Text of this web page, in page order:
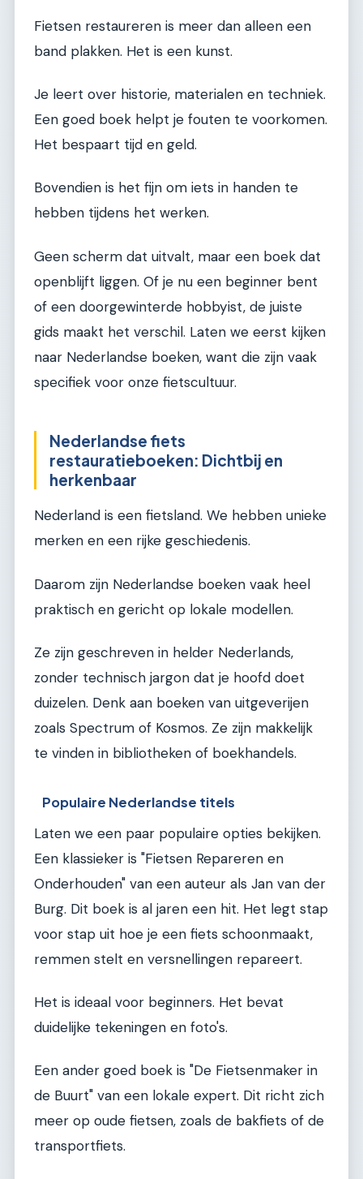
Fietsen restaureren is meer dan alleen een
band plakken. Het is een kunst.
Je leert over historie, materialen en techniek.
Een goed boek helpt je fouten te voorkomen.
Het bespaart tijd en geld.
Bovendien is het fijn om iets in handen te
hebben tijdens het werken.
Geen scherm dat uitvalt, maar een boek dat
openblijft liggen. Of je nu een beginner bent
of een doorgewinterde hobbyist, de juiste
gids maakt het verschil. Laten we eerst kijken
naar Nederlandse boeken, want die zijn vaak
specifiek voor onze fietscultuur.
Nederlandse fiets
restauratieboeken: Dichtbij en
herkenbaar
Nederland is een fietsland. We hebben unieke
merken en een rijke geschiedenis.
Daarom zijn Nederlandse boeken vaak heel
praktisch en gericht op lokale modellen.
Ze zijn geschreven in helder Nederlands,
zonder technisch jargon dat je hoofd doet
duizelen. Denk aan boeken van uitgeverijen
zoals Spectrum of Kosmos. Ze zijn makkelijk
te vinden in bibliotheken of boekhandels.
Populaire Nederlandse titels
Laten we een paar populaire opties bekijken.
Een klassieker is "Fietsen Repareren en
Onderhouden" van een auteur als Jan van der
Burg. Dit boek is al jaren een hit. Het legt stap
voor stap uit hoe je een fiets schoonmaakt,
remmen stelt en versnellingen repareert.
Het is ideaal voor beginners. Het bevat
duidelijke tekeningen en foto's.
Een ander goed boek is "De Fietsenmaker in
de Buurt" van een lokale expert. Dit richt zich
meer op oude fietsen, zoals de bakfiets of de
transportfiets.